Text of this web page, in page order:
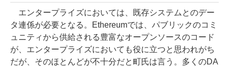
エンタープライズにおいては、既存システムとのデー
タ連係が必要となる。Ethereumでは、パブリックのコミ
ュニティから供給される豊富なオープンソースのコード
が、エンタープライズにおいても役に立つと思われがち
だが、そのほとんどが不十分だと町氏は言う。多くのDA